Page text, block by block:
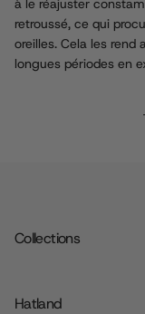
à le réajuster
retroussé, ce qui
oreilles. Cela les rend
longues périodes en
Collections
Hatland